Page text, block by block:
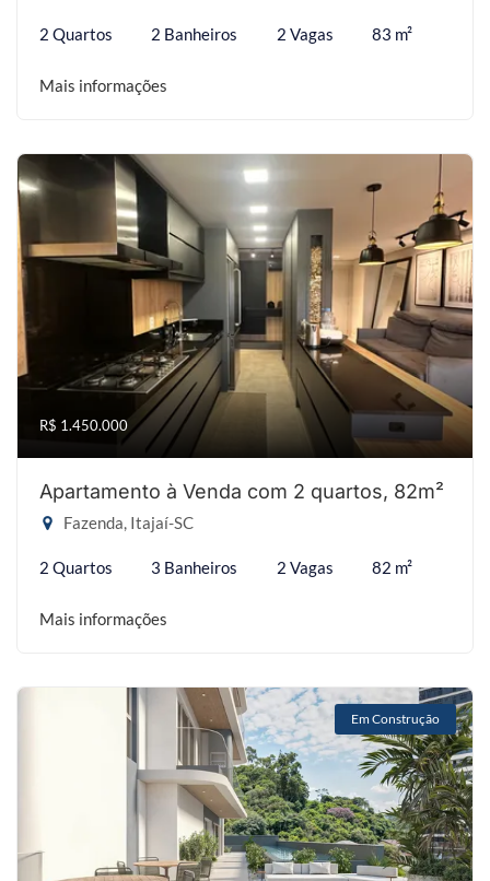
2 Quartos 2 Banheiros 2 Vagas 83 m²
Mais informações
R$ 1.450.000
Apartamento à Venda com 2 quartos, 82m²
Fazenda, Itajaí-SC
2 Quartos 3 Banheiros 2 Vagas 82 m²
Mais informações
Em Construção